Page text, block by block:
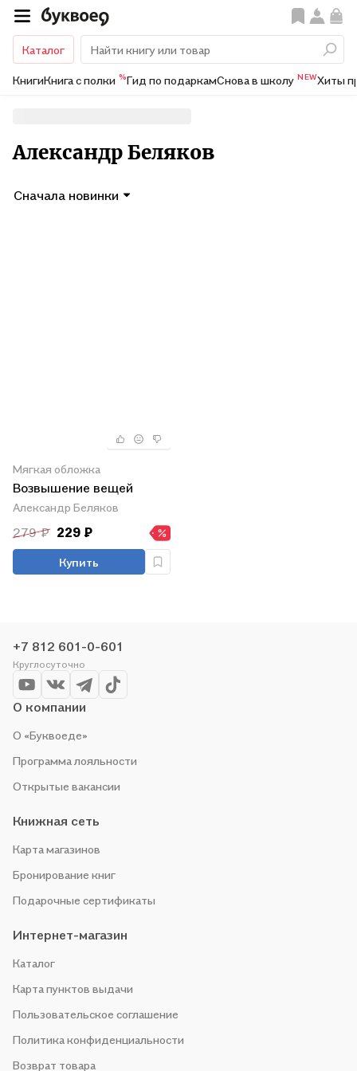
Каталог
КнигиКнига с полки %Гид по подаркамСнова в школу NEWХиты
Александр Беляков
Сначала новинки
Мягкая обложка
Возвышение вещей
Александр Беляков
279 ₽ 229 ₽
Купить
+7 812 601-0-601
Круглосуточно
О компании
О «Буквоеде»
Программа лояльности
Открытые вакансии
Книжная сеть
Карта магазинов
Бронирование книг
Подарочные сертификаты
Интернет-магазин
Каталог
Карта пунктов выдачи
Пользовательское соглашение
Политика конфиденциальности
Возврат товара